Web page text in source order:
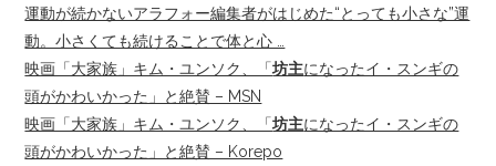
運動が続かないアラフォー編集者がはじめた“とっても小さな”運
動。小さくても続けることで体と心 …
映画「大家族」キム・ユンソク、「坊主になったイ・スンギの
頭がかわいかった」と絶賛 – MSN
映画「大家族」キム・ユンソク、「坊主になったイ・スンギの
頭がかわいかった」と絶賛 – Korepo